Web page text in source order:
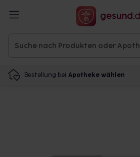
Bestellung bei Apotheke wählen